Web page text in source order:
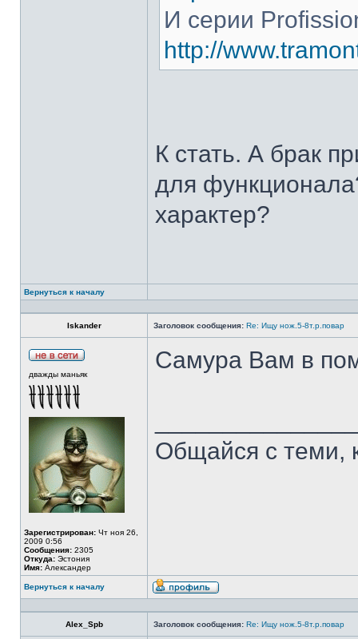
И серии
http://
К стать. А брак
для
характер?
Вернуться к началу
Iskander Заголовок сообщения: Re: Ищу нож.5-8т.р.повар
дважды маньяк
Зарегистрирован: Чт ноя 26,
2009 0:56
Сообщения: 2305
Откуда: Эстония
Имя: Александер
Самура Вам в
Общайся с теми,
Вернуться к началу
Alex_Spb Заголовок сообщения: Re: Ищу нож.5-8т.р.повар